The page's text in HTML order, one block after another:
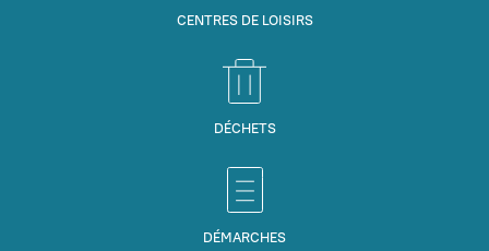
CENTRES DE LOISIRS
DÉCHETS
DÉMARCHES